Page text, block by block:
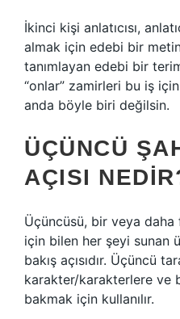
İkinci kişi anlatıcısı,
almak için edebi bir
tanımlayan edebi bir
“onlar” zamirleri bu iş
anda böyle biri değilsin.
ÜÇÜNCÜ
AÇISI
Üçüncüsü, bir veya
için bilen her şeyi sunan
bakış açısıdır. Üçüncü
karakter/karakterlere ve
bakmak için kullanılır.